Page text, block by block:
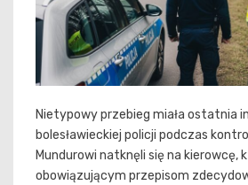
Nietypowy przebieg miała ostatnia
bolesławieckiej policji podczas
Mundurowi natknęli się na kierowcę,
obowiązującym przepisom